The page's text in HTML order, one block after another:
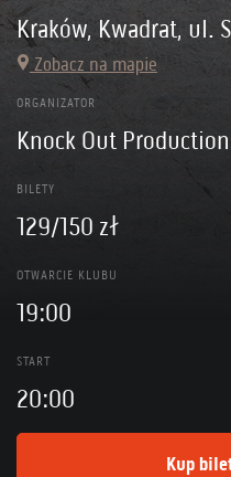
Kraków, Kwadrat, ul.
Zobacz na mapie
ORGANIZATOR
Knock Out
BILETY
129/150 zł
OTWARCIE KLUBU
19:00
START
20:00
Kup